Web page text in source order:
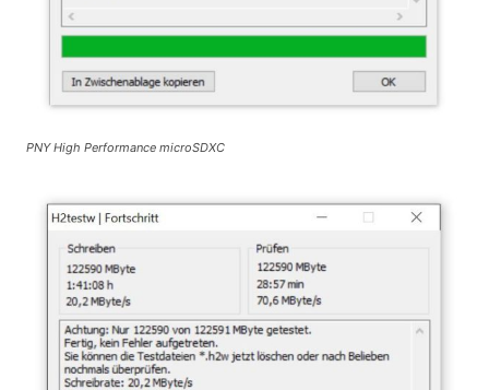
PNY High Performance microSDXC